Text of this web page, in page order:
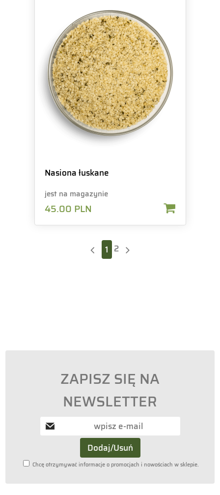
Nasiona łuskane
jest na magazynie
45.00 PLN
1 2
ZAPISZ SIĘ NA
NEWSLETTER
Chcę otrzymywać informacje o promocjach i nowościach w sklepie.